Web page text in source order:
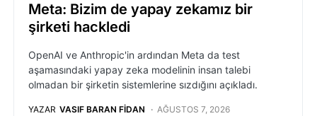
Meta: Bizim de yapay zekamız bir
şirketi hackledi
OpenAI ve Anthropic'in ardından Meta da test
aşamasındaki yapay zeka modelinin insan talebi
olmadan bir şirketin sistemlerine sızdığını açıkladı.
YAZAR VASIF BARAN FIDAN AĞUSTOS 7, 2026